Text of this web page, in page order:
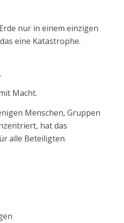
nur in einem einzigen
eine Katastrophe.
Macht.
Menschen, Gruppen
hat das
alle Beteiligten.